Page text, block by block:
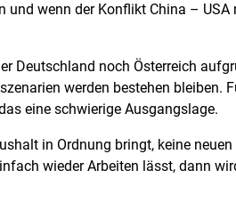
und wenn der Konflikt China –
Deutschland noch Österreich
werden bestehen
eine schwierige Ausgangslage.
in Ordnung bringt, keine
wieder Arbeiten lässt, dann